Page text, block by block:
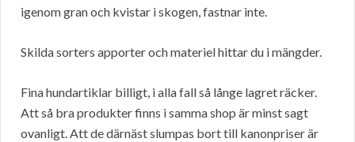
igenom gran och kvistar i skogen, fastnar inte.
Skilda sorters apporter och materiel hittar du i mängder.
Fina hundartiklar billigt, i alla fall så långe lagret räcker.
Att så bra produkter finns i samma shop är minst sagt
ovanligt. Att de därnäst slumpas bort till kanonpriser är